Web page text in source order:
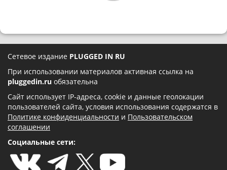
Сетевое издание PLUGGED IN RU
При использовании материалов активная ссылка на
pluggedin.ru обязательна
Сайт использует IP-адреса, cookie и данные геолокации
пользователей сайта, условия использования содержатся в
Политике конфиденциальности и Пользовательском
соглашении
Социальные сети: